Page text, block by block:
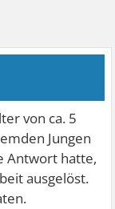
von ca. 5
Jungen
Antwort hatte,
ausgelöst.